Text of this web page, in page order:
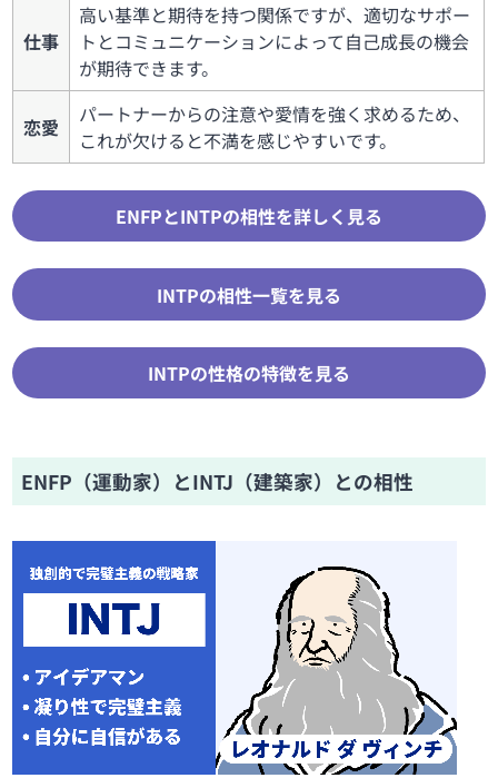
仕事
高い基準と期待を持つ関係ですが、適切なサポー
トとコミュニケーションによって自己成長の機会
が期待できます。
恋愛
パートナーからの注意や愛情を強く求めるため、
これが欠けると不満を感じやすいです。
ENFPとINTPの相性を詳しく見る
INTPの相性一覧を見る
INTPの性格の特徴を見る
ENFP（運動家）とINTJ（建築家）との相性